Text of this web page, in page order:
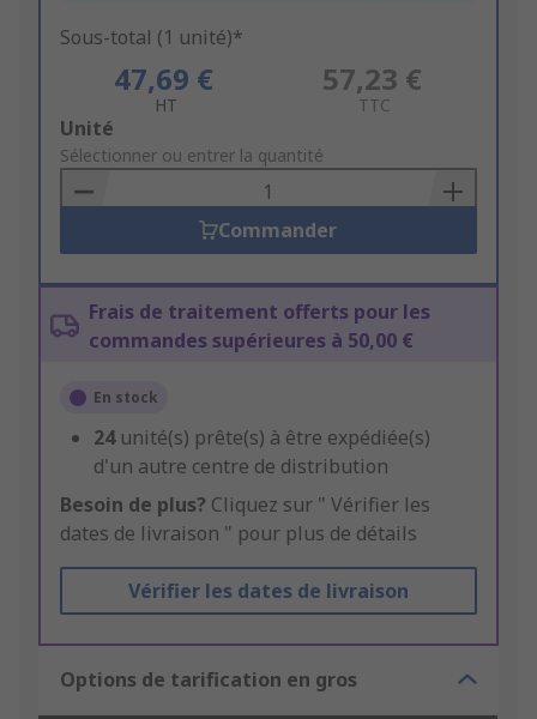
Sous-total (1 unité)*
47,69 €
HT
57,23 €
TTC
Add
to
Basket
Unité
Sélectionner ou entrer la quantité
Commander
Frais de traitement offerts pour les
commandes supérieures à 50,00 €
En stock
24 unité(s) prête(s) à être expédiée(s)
d'un autre centre de distribution
Besoin de plus? Cliquez sur " Vérifier les
dates de livraison " pour plus de détails
Vérifier les dates de livraison
Options de tarification en gros